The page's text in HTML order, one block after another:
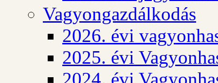
Vagyongazdálkodás
2026. évi
2025. évi